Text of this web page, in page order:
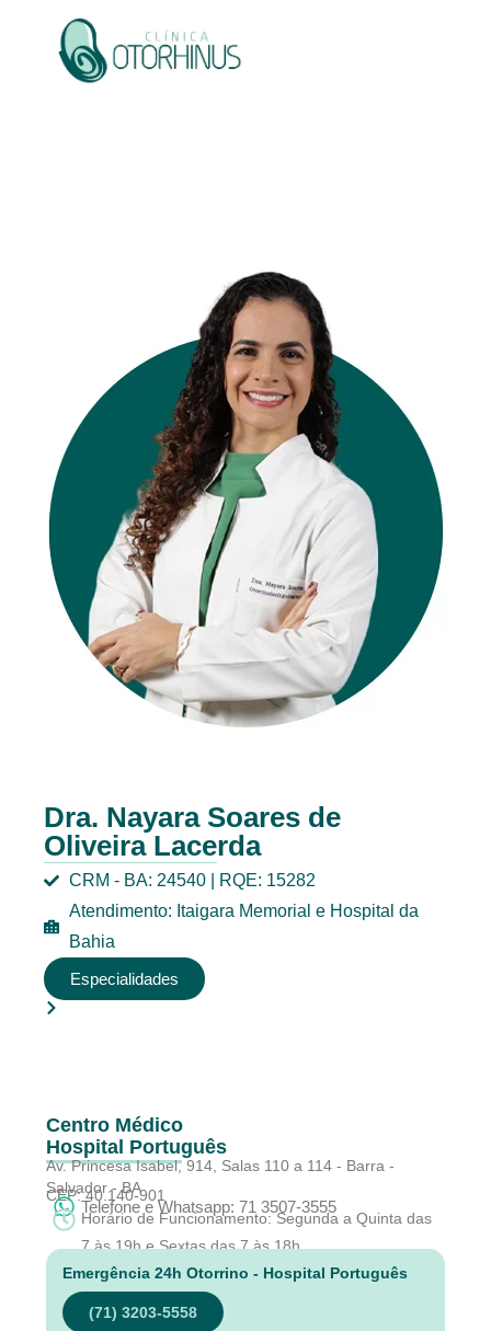
Dra. Nayara Soares de
Oliveira Lacerda
CRM - BA: 24540 | RQE: 15282
Atendimento: Itaigara Memorial e Hospital da
Bahia
Especialidades
Centro Médico
Hospital Português
Av. Princesa Isabel, 914, Salas 110 a 114 - Barra -
Salvador - BA
CEP: 40.140-901
Telefone e Whatsapp: 71 3507-3555
Horário de Funcionamento: Segunda a Quinta das
7 às 19h e Sextas das 7 às 18h
Emergência 24h Otorrino - Hospital Português
(71) 3203-5558